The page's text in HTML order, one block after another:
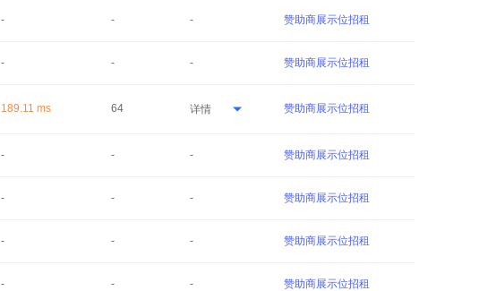
- - - 赞助商展示位招租
- - - 赞助商展示位招租
189.11 ms 64 详情 赞助商展示位招租
- - - 赞助商展示位招租
- - - 赞助商展示位招租
- - - 赞助商展示位招租
- - - 赞助商展示位招租